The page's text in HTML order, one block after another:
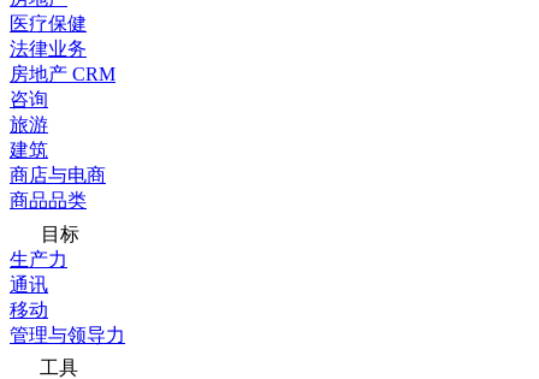
医疗保健
法律业务
房地产 CRM
咨询
旅游
建筑
商店与电商
商品品类
目标
生产力
通讯
移动
管理与领导力
工具